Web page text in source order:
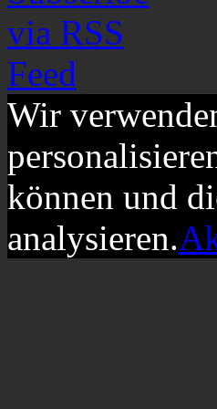
Wir
können und
analysieren.